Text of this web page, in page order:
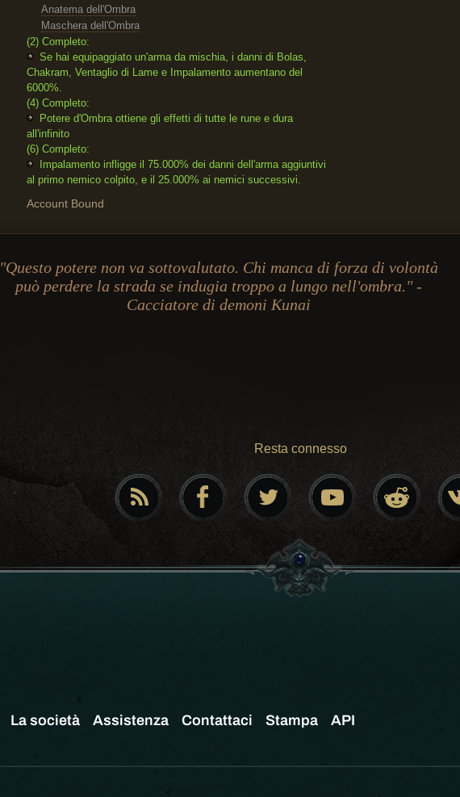
Anatema dell'Ombra
Maschera dell'Ombra
(2) Completo:
Se hai equipaggiato un'arma da mischia, i danni di Bolas,
Chakram, Ventaglio di Lame e Impalamento aumentano del
6000%.
(4) Completo:
Potere d'Ombra ottiene gli effetti di tutte le rune e dura
all'infinito
(6) Completo:
Impalamento infligge il 75.000% dei danni dell'arma aggiuntivi
al primo nemico colpito, e il 25.000% ai nemici successivi.
Account Bound
"Questo potere non va sottovalutato. Chi manca di forza di volontà
può perdere la strada se indugia troppo a lungo nell'ombra." -
Cacciatore di demoni Kunai
Resta connesso